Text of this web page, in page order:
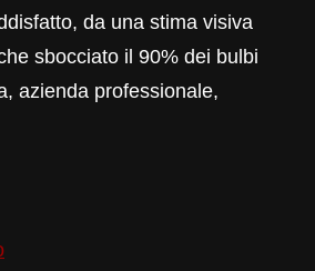
da una stima visiva
sbocciato il 90% dei bulbi
azienda professionale,